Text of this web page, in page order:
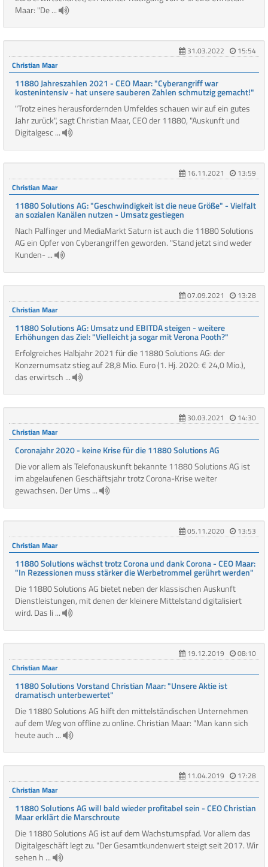
Maar: "De ...
31.03.2022
15:54
Christian Maar
11880 Jahreszahlen 2021 - CEO Maar: "Cyberangriff war
kostenintensiv - hat unsere sauberen Zahlen schmutzig gemacht!"
"Trotz eines herausfordernden Umfeldes schauen wir auf ein gutes
Jahr zurück", sagt Christian Maar, CEO der 11880, "Auskunft und
Digitalgesc ...
16.11.2021
13:59
Christian Maar
11880 Solutions AG: "Geschwindigkeit ist die neue Größe" - Vielfalt
an sozialen Kanälen nutzen - Umsatz gestiegen
Nach Palfinger und MediaMarkt Saturn ist auch die 11880 Solutions
AG ein Opfer von Cyberangriffen geworden. "Stand jetzt sind weder
Kunden- ...
07.09.2021
13:28
Christian Maar
11880 Solutions AG: Umsatz und EBITDA steigen - weitere
Erhöhungen das Ziel: "Vielleicht ja sogar mit Verona Pooth?"
Erfolgreiches Halbjahr 2021 für die 11880 Solutions AG: der
Konzernumsatz stieg auf 28,8 Mio. Euro (1. Hj. 2020: € 24,0 Mio.),
das erwirtsch ...
30.03.2021
14:30
Christian Maar
Coronajahr 2020 - keine Krise für die 11880 Solutions AG
Die vor allem als Telefonauskunft bekannte 11880 Solutions AG ist
im abgelaufenen Geschäftsjahr trotz Corona-Krise weiter
gewachsen. Der Ums ...
05.11.2020
13:53
Christian Maar
11880 Solutions wächst trotz Corona und dank Corona - CEO Maar:
"In Rezessionen muss stärker die Werbetrommel gerührt werden"
Die 11880 Solutions AG bietet neben der klassischen Auskunft
Dienstleistungen, mit denen der kleinere Mittelstand digitalisiert
wird. Das li ...
19.12.2019
08:10
Christian Maar
11880 Solutions Vorstand Christian Maar: "Unsere Aktie ist
dramatisch unterbewertet"
Die 11880 Solutions AG hilft den mittelständischen Unternehmen
auf dem Weg von offline zu online. Christian Maar: "Man kann sich
heute auch ...
11.04.2019
17:28
Christian Maar
11880 Solutions AG will bald wieder profitabel sein - CEO Christian
Maar erklärt die Marschroute
Die 11880 Solutions AG ist auf dem Wachstumspfad. Vor allem das
Digitalgeschäft legt zu. "Der Gesamtkundenwert steigt seit 2017. Wir
sehen h ...